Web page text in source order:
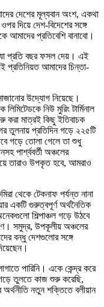
দেশের মূল্যবান অংশ, একথা
দিয়ে দেশ-বিদেশের সঙ্গে
আমাদের প্রতিবেশি বানাবো।
প্রতি বছর ফসল দেয়। এই
প্রতিনিয়ত আমাদের চিন্তা-
উদ্যোগ নিয়েছে।
নিউ মুরিং টার্মিনাল
করা মাত্রই কিছু ইতিবাচক
তুলনায় প্রতিদিন গড়ে ২২৫টি
গড়ে তোলা গেলে তা শুধু
পার্শ্ববর্তী অঞ্চলের
তারাও উপকৃত হবে, আমরাও
থেকে টেকনাফ পর্যন্ত নানা
একটি গুরুত্বপূর্ণ অর্থনৈতিক
শিল্পাঞ্চল গড়ে উঠবে
সমুদ্র, উপকূলীয় অঞ্চলের
বন্ধু দেশগুলোর সঙ্গে
পারিনি। একে কেন্দ্র করে
তুলতে কাজ শুরু করেছি,
নতুন শক্তিতে বলীয়ান